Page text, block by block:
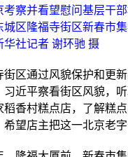
察并看望慰问基层干
城区隆福寺街区新春市
社记者 谢环驰 摄
街区通过风貌保护和更
习近平察看街区风貌，
稻香村糕点店，了解糕
望店主把这一北京老字